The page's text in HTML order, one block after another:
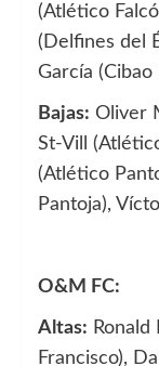
(Atlético
(Delfines del
García (Cibao
Bajas: Oliver
St-Vill
(Atlético
Pantoja),
O&M FC:
Altas:
Francisco),